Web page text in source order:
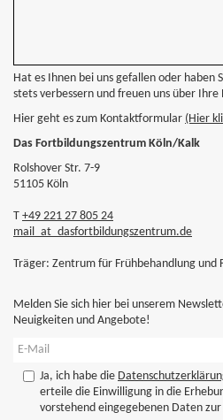
Hat es Ihnen bei uns gefallen oder haben
stets verbessern und freuen uns über Ihre
Hier geht es zum Kontaktformular (Hier
Das Fortbildungszentrum Köln/Kalk
Rolshover Str. 7-9
51105 Köln
T +49 221 27 805 24
mail _at_ dasfortbildungszentrum.de
Träger: Zentrum für Frühbehandlung und
Melden Sie sich hier bei unserem
Neuigkeiten und Angebote!
Ja, ich habe die
erteile die Einwilligung in die
vorstehend eingegebenen Daten